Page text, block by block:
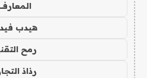
هيدب
رمح
رذاذ